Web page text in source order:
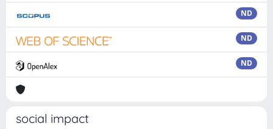
ND
ND
ND
social impact